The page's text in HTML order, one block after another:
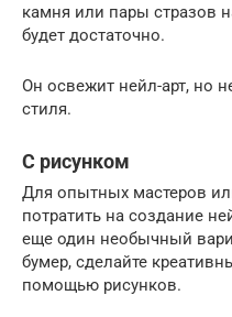
камня или пары стразов
будет достаточно.
Он освежит нейл-арт, но
стиля.
С рисунком
Для опытных мастеров
потратить на создание
еще один необычный
бумер, сделайте
помощью рисунков.